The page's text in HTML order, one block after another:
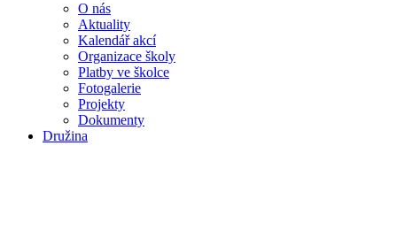
O nás
Aktuality
Kalendář akcí
Organizace školy
Platby ve školce
Fotogalerie
Projekty
Dokumenty
Družina